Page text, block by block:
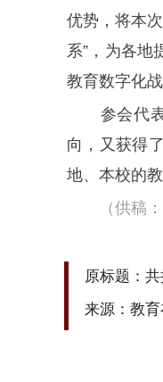
优势，将本
系”，为各地
教育数字化
参会代表
向，又获得
地、本校的
（供稿
原标题：
来源：教